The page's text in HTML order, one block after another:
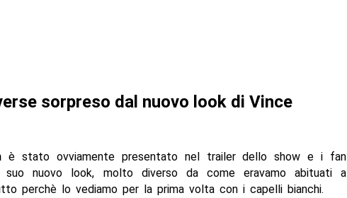
sorpreso dal nuovo look di Vince
è stato ovviamente presentato nel trailer dello show e i fan
nuovo look, molto diverso da come eravamo abituati a
perchè lo vediamo per la prima volta con i capelli bianchi.